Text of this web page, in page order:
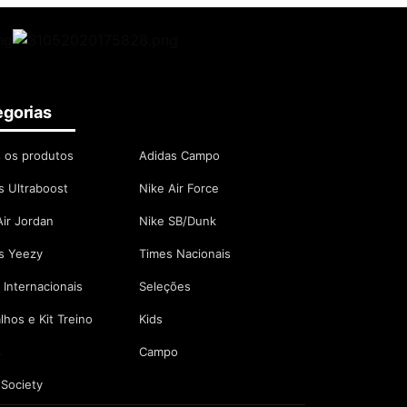
os produtos Adidas Campo
Ultraboost Nike Air Force
Jordan Nike SB/Dunk
Yeezy Times Nacionais
Internacionais Seleções
e Kit Treino Kids
Campo